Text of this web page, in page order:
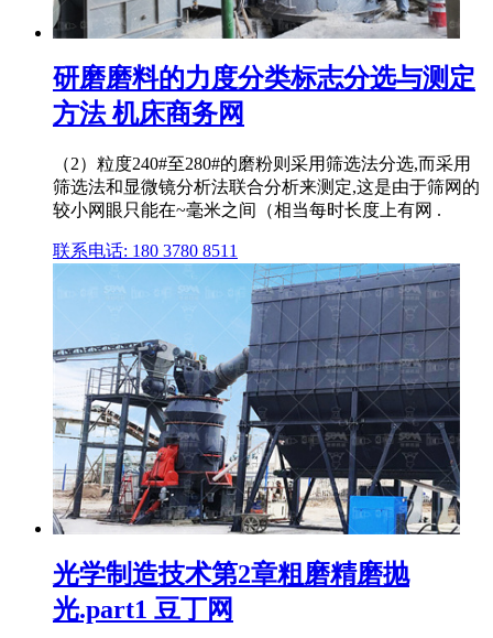
研磨磨料的力度分类标志分选与测定
方法 机床商务网
（2）粒度240#至280#的磨粉则采用筛选法分选,而采用
筛选法和显微镜分析法联合分析来测定,这是由于筛网的
较小网眼只能在~毫米之间（相当每时长度上有网 .
联系电话: 180 3780 8511
光学制造技术第2章粗磨精磨抛
光.part1 豆丁网